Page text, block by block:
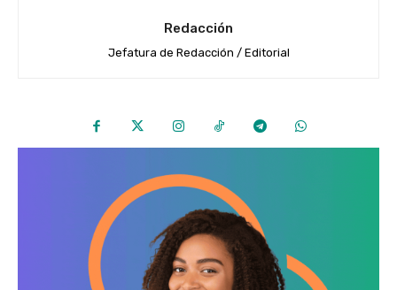
Redacción
Jefatura de Redacción / Editorial